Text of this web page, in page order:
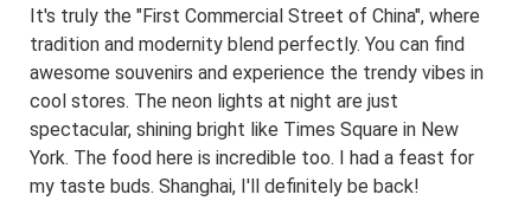
It's truly the "First Commercial Street of China", where
tradition and modernity blend perfectly. You can find
awesome souvenirs and experience the trendy vibes in
cool stores. The neon lights at night are just
spectacular, shining bright like Times Square in New
York. The food here is incredible too. I had a feast for
my taste buds. Shanghai, I'll definitely be back!